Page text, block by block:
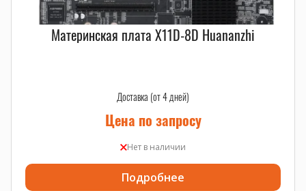
Материнская плата X11D-8D Huananzhi
Доставка (от 4 дней)
Цена по запросу
Нет в наличии
Подробнее